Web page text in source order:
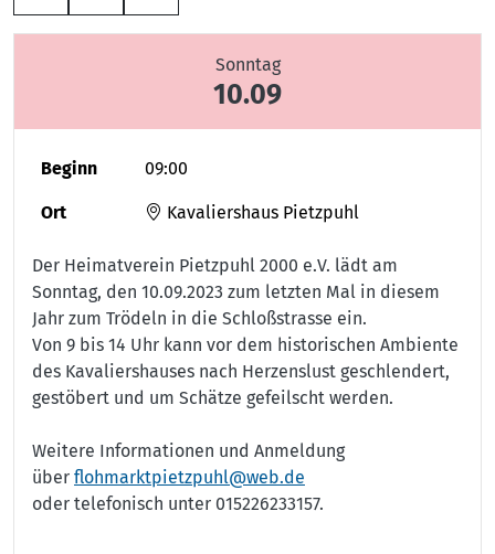
Sonntag
10.09
Beginn 09:00
Ort Kavaliershaus Pietzpuhl
Der Heimatverein Pietzpuhl 2000 e.V. lädt am
Sonntag, den 10.09.2023 zum letzten Mal in diesem
Jahr zum Trödeln in die Schloßstrasse ein.
Von 9 bis 14 Uhr kann vor dem historischen Ambiente
des Kavaliershauses nach Herzenslust geschlendert,
gestöbert und um Schätze gefeilscht werden.
Weitere Informationen und Anmeldung
über flohmarktpietzpuhl@web.de
oder telefonisch unter 015226233157.